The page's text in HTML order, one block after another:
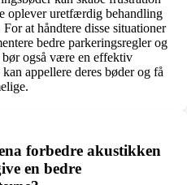
oplever uretfærdig behandling
at håndtere disse situationer
bedre parkeringsregler og
også være en effektiv
appellere deres bøder og få
forbedre akustikken
en bedre